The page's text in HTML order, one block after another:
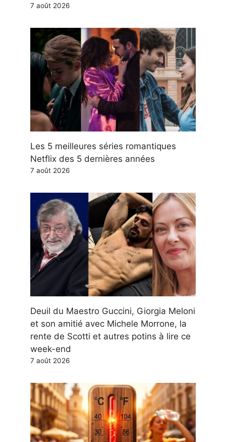
7 août 2026
Les 5 meilleures séries romantiques
Netflix des 5 dernières années
7 août 2026
Deuil du Maestro Guccini, Giorgia Meloni
et son amitié avec Michele Morrone, la
rente de Scotti et autres potins à lire ce
week-end
7 août 2026